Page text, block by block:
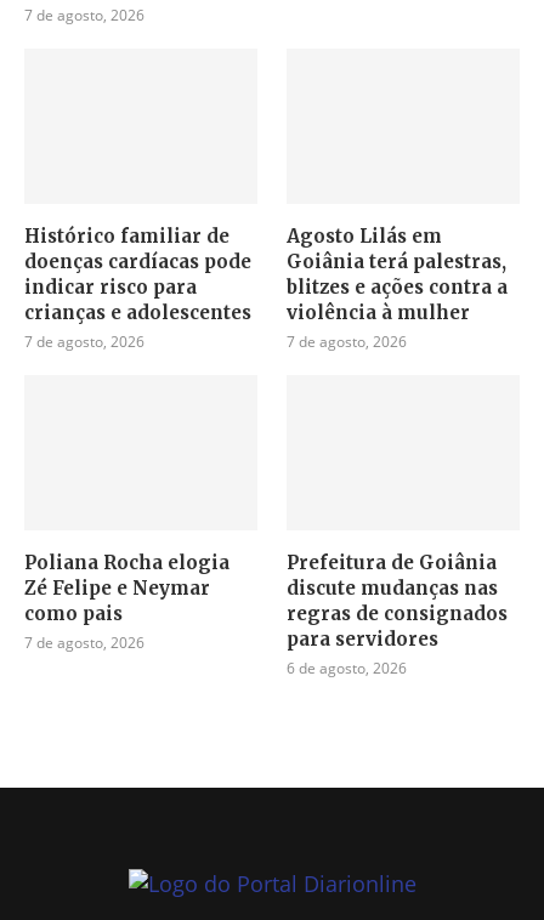
7 de agosto, 2026
Histórico familiar de
doenças cardíacas pode
indicar risco para
crianças e adolescentes
7 de agosto, 2026
Agosto Lilás em
Goiânia terá palestras,
blitzes e ações contra a
violência à mulher
7 de agosto, 2026
Poliana Rocha elogia
Zé Felipe e Neymar
como pais
7 de agosto, 2026
Prefeitura de Goiânia
discute mudanças nas
regras de consignados
para servidores
6 de agosto, 2026